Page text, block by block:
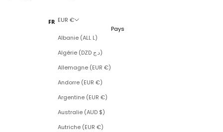
FR EUR €
Pays
Albanie (ALL L)
Algérie (DZD د.ج)
Allemagne (EUR €)
Andorre (EUR €)
Argentine (EUR €)
Australie (AUD $)
Autriche (EUR €)